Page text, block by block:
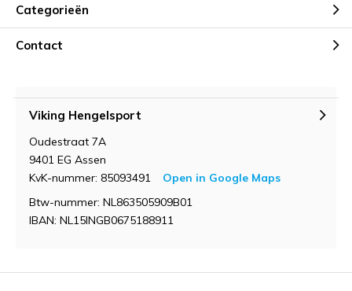
Categorieën
Contact
Viking Hengelsport
Oudestraat 7A
9401 EG Assen
KvK-nummer: 85093491
Open in Google Maps
Btw-nummer: NL863505909B01
IBAN: NL15INGB0675188911